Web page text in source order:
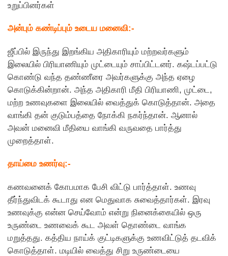
உறுப்பினர்கள்
அன்பும் கண்டிப்பும் உடைய மனைவி:-
ஜீப்பில் இருந்து இறங்கிய அதிகாரியும் மற்றவர்களும்
இலையில் பிரியாணியும் முட்டையும் சாப்பிட்டனர். கஷ்டப்பட்டு
கொண்டு வந்த தண்ணீரை அவர்களுக்கு அந்த ஏழை
கொடுக்கின்றான். அந்த அதிகாரி மீதி பிரியாணி, முட்டை,
மற்ற உணவுகளை இலையில் வைத்துக் கொடுத்தான். அதை
வாங்கி தன் குடும்பத்தை நோக்கி நகர்ந்தான். ஆனால்
அவன் மனைவி மீதியை வாங்கி வருவதை பார்த்து
முறைத்தாள்.
தாய்மை உணர்வு:-
கணவனைக் கோபமாக பேசி விட்டு பார்த்தாள். உணவு
தீர்ந்துவிடக் கூடாது என மெதுவாக சுவைத்தார்கள். இரவு
உணவுக்கு என்ன செய்வோம் என்று நினைக்கையில் ஒரு
உருண்டை உணவைக் கூட அவள் தொண்டை வாங்க
மறுத்தது. கத்திய நாய்க் குட்டிகளுக்கு உணவிட்டுத் தடவிக்
கொடுத்தாள். மடியில் வைத்து சிறு உருண்டையை